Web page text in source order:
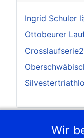
Ingrid Schuler
Ottobeurer
Nächste
Wir